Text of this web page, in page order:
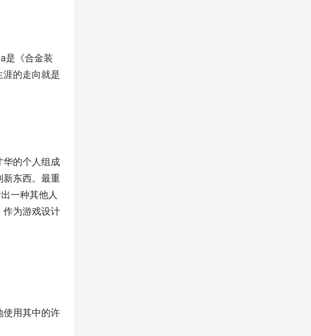
是《合金装
的走向就是
华的个人组成
新东西。最重
一种其他人
作为游戏设计
使用其中的许